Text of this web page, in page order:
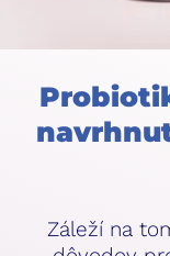
Záleží na